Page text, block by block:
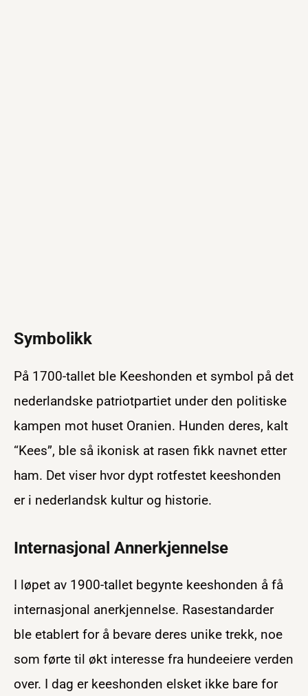
Symbolikk
På 1700-tallet ble Keeshonden et symbol på det
nederlandske patriotpartiet under den politiske
kampen mot huset Oranien. Hunden deres, kalt
“Kees”, ble så ikonisk at rasen fikk navnet etter
ham. Det viser hvor dypt rotfestet keeshonden
er i nederlandsk kultur og historie.
Internasjonal Annerkjennelse
I løpet av 1900-tallet begynte keeshonden å få
internasjonal anerkjennelse. Rasestandarder
ble etablert for å bevare deres unike trekk, noe
som førte til økt interesse fra hundeeiere verden
over. I dag er keeshonden elsket ikke bare for